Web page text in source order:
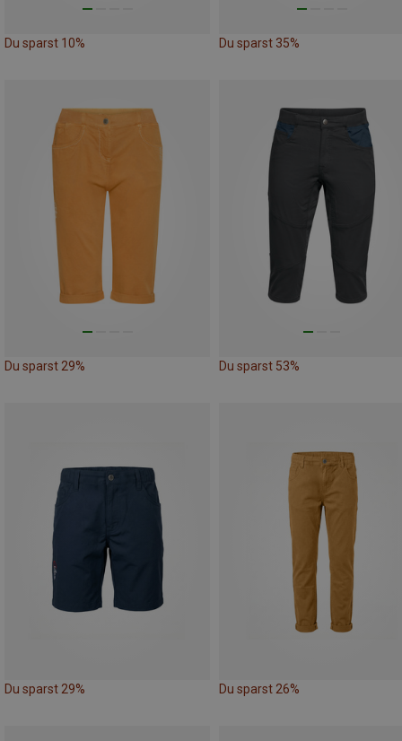
Du sparst 10% Du sparst 35%
Du sparst 29% Du sparst 53%
Du sparst 29% Du sparst 26%